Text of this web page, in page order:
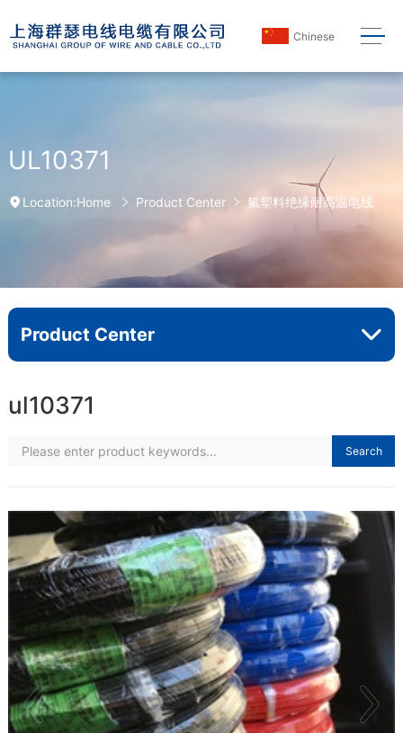
Chinese
UL10371
Location:Home Product Center 氟塑料绝缘耐高温电线
Product Center
ul10371
Search